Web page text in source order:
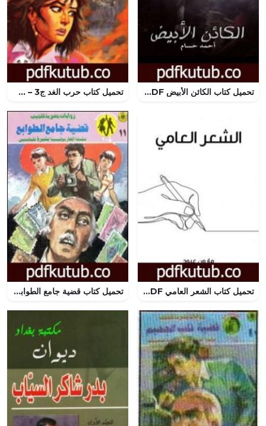
تحميل كتاب الكائن الأبيض PDF تأليف أحمد حسام مجانا [كامل] تحميل كتاب حرب الغد ج3 – سلسلة ملف المستقبل PDF تأليف نبيل فاروق مجانا [كامل]
تحميل كتاب الشعر العامي PDF تأليف مارون عبود مجانا [كامل] تحميل كتاب قضية جامع الطوابع – مغامرات ع×2 PDF تأليف نبيل فاروق مجانا [كامل]